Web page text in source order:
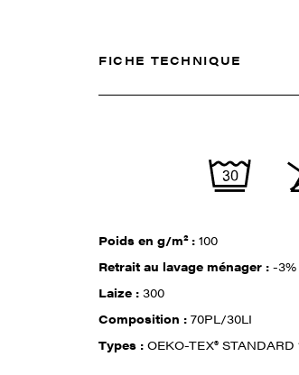
FICHE TECHNIQUE
Poids en g/m² :100
Retrait au lavage ménager :-3%
Laize :300
Composition :70PL/30LI
Types :OEKO-TEX® STANDARD